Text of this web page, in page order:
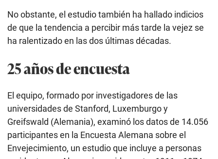
No obstante, el estudio también ha hallado indicios
de que la tendencia a percibir más tarde la vejez se
ha ralentizado en las dos últimas décadas.
25 años de encuesta
El equipo, formado por investigadores de las
universidades de Stanford, Luxemburgo y
Greifswald (Alemania), examinó los datos de 14.056
participantes en la Encuesta Alemana sobre el
Envejecimiento, un estudio que incluye a personas